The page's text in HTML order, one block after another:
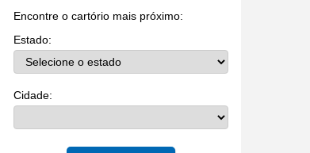
Encontre o cartório mais próximo:
Estado:
Cidade: